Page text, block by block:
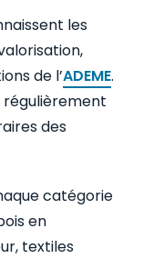
les
de l’ADEME.
des
catégorie
en
textiles